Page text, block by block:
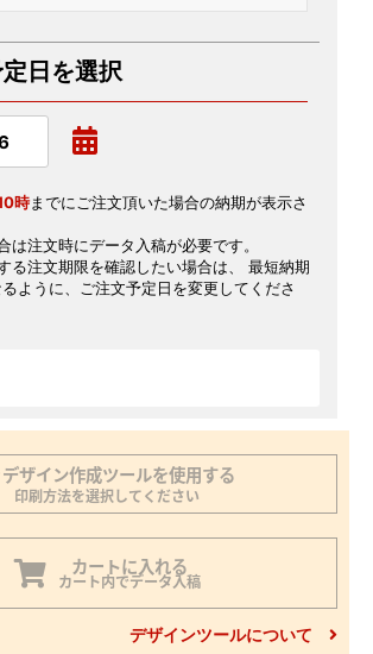
日を選択
時までにご注文頂いた場合の納期が表示さ
は注文時にデータ入稿が必要です。
る注文期限を確認したい場合は、 最短納期
ように、ご注文予定日を変更してくださ
デザイン作成ツールを使用する
印刷方法を選択してください
カートに入れる
カート内でデータ入稿
デザインツールについて